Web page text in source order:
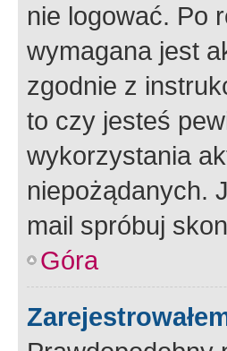
nie logować. Po
wymagana jest
zgodnie z
to czy jesteś
wykorzystania
niepożądanych.
mail spróbuj
Góra